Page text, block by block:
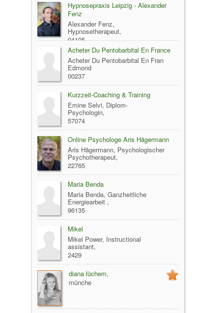
Hypnosepraxis Leipzig - Alexander
Fenz
Alexander Fenz,
Hypnosetherapeut,
04105
Acheter Du Pentobarbital En France
Acheter Du Pentobarbital En Fran
Edmond
00237
Kurzzeit-Coaching & Training
Emine Selvi, Diplom-
Psychologin,
57074
Online Psychologe Aris Hägermann
Aris Hägermann, Psychologischer
Psychotherapeut,
22765
Maria Benda
Maria Benda, Ganzheitliche
Energiearbeit ,
96135
Mikel
Mikel Power, Instructional
assistant,
2429
diana lüchem,
münche